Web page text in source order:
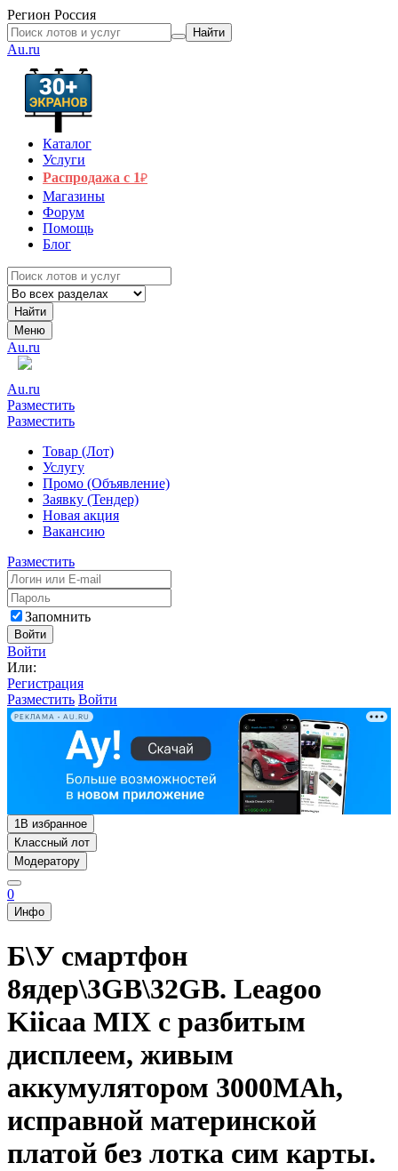
Регион Россия
Найти
Au.ru
Каталог
Услуги
Распродажа с 1₽
Магазины
Форум
Помощь
Блог
Найти
Меню
Au.ru
Au.ru
Разместить
Разместить
Товар (Лот)
Услугу
Промо (Объявление)
Заявку (Тендер)
Новая акция
Вакансию
Разместить
Запомнить
Войти
Войти
Или:
Регистрация
Разместить Войти
РЕКЛАМА • AU.RU
1В избранное
Классный лот
Модератору
0
Инфо
Б\У смартфон
8ядер\3GB\32GB. Leagoo
Kiicaa MIX с разбитым
дисплеем, живым
аккумулятором 3000MAh,
исправной материнской
платой без лотка сим карты.